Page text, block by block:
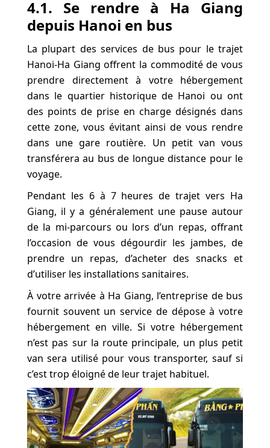
4.1. Se rendre à Ha Giang
depuis Hanoi en bus
La plupart des services de bus pour le trajet
Hanoi-Ha Giang offrent la commodité de vous
prendre directement à votre hébergement
dans le quartier historique de Hanoi ou ont
des points de prise en charge désignés dans
cette zone, vous évitant ainsi de vous rendre
dans une gare routière. Un petit van vous
transférera au bus de longue distance pour le
voyage.
Pendant les 6 à 7 heures de trajet vers Ha
Giang, il y a généralement une pause autour
de la mi-parcours ou lors d’un repas, offrant
l’occasion de vous dégourdir les jambes, de
prendre un repas, d’acheter des snacks et
d’utiliser les installations sanitaires.
À votre arrivée à Ha Giang, l’entreprise de bus
fournit souvent un service de dépose à votre
hébergement en ville. Si votre hébergement
n’est pas sur la route principale, un plus petit
van sera utilisé pour vous transporter, sauf si
c’est trop éloigné de leur trajet habituel.